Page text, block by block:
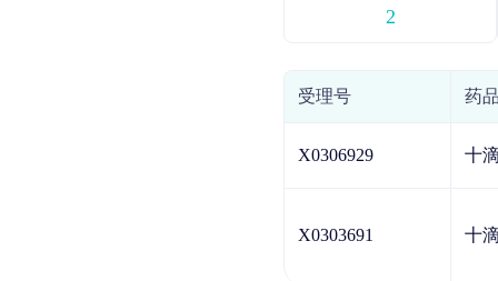
2
受理号 药
X0306929 十
X0303691 十